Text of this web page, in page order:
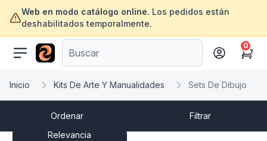
Web en modo catálogo online. Los pedidos están
deshabilitados temporalmente.
ofertasinformatica.com
Cart
0
Inicio Kits De Arte Y Manualidades Sets De Dibujo
Ordenar
Relevancia
Filtrar